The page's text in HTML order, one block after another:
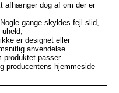
afhænger dog af om der er
gange skyldes fejl slid,
er designet eller
anvendelse.
produktet passer.
producentens hjemmeside